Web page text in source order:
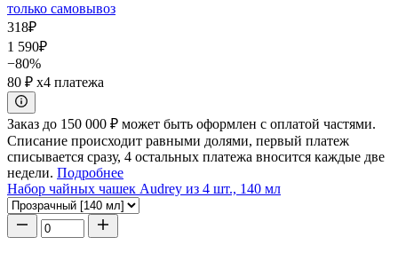
только самовывоз
318₽
1 590₽
−80%
80 ₽ x4 платежа
Заказ до 150 000 ₽ может быть оформлен с оплатой частями.
Списание происходит равными долями, первый платеж
списывается сразу, 4 остальных платежа вносится каждые две
недели. Подробнее
Набор чайных чашек Audrey из 4 шт., 140 мл